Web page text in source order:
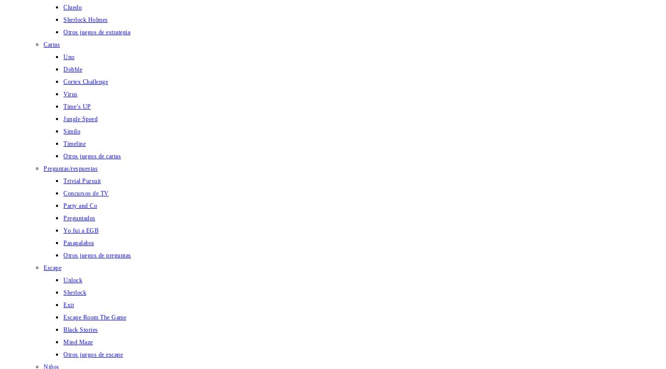
Cluedo
Sherlock Holmes
Otros juegos de estrategia
Cartas
Uno
Dobble
Cortex Challenge
Virus
Time’s UP
Jungle Speed
Similo
Timeline
Otros juegos de cartas
Preguntas/respuestas
Trivial Pursuit
Concursos de TV
Party and Co
Preguntados
Yo fui a EGB
Pasapalabra
Otros juegos de preguntas
Escape
Unlock
Sherlock
Exit
Escape Room The Game
Black Stories
Mind Maze
Otros juegos de escape
Niños